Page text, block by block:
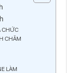
CHỨC
CHĂM
LÀM